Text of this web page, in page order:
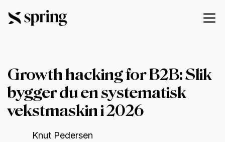
Growth hacking for B2B: Slik
bygger du en systematisk
vekstmaskin i 2026
Knut Pedersen